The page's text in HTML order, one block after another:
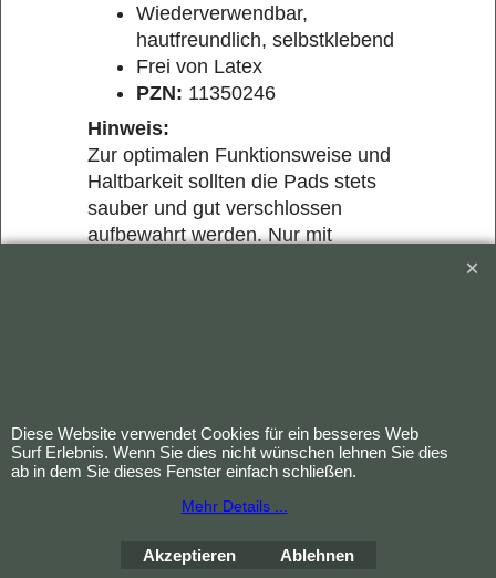
Wiederverwendbar,
hautfreundlich, selbstklebend
Frei von Latex
PZN: 11350246
Hinweis:
Zur optimalen Funktionsweise und
Haltbarkeit sollten die Pads stets
sauber und gut verschlossen
aufbewahrt werden. Nur mit
Diese Website verwendet Cookies für ein besseres Web
Surf Erlebnis. Wenn Sie dies nicht wünschen lehnen Sie dies
ab in dem Sie dieses Fenster einfach schließen.
Mehr Details ...
Akzeptieren Ablehnen